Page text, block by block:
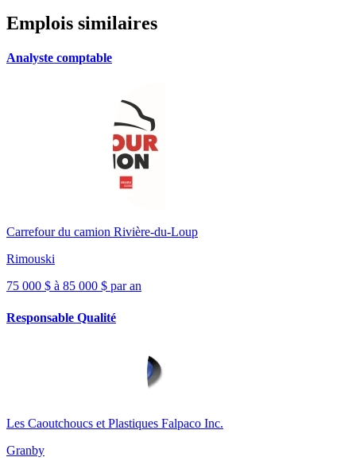
Emplois similaires
Analyste comptable
Carrefour du camion Rivière-du-Loup
Rimouski
75 000 $ à 85 000 $ par an
Responsable Qualité
Les Caoutchoucs et Plastiques Falpaco Inc.
Granby